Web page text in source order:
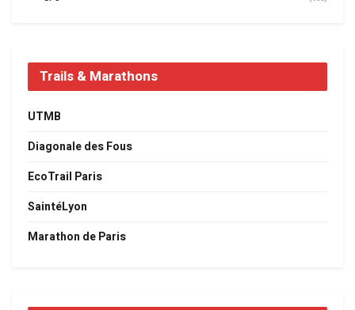
Trails & Marathons
UTMB
Diagonale des Fous
EcoTrail Paris
SaintéLyon
Marathon de Paris